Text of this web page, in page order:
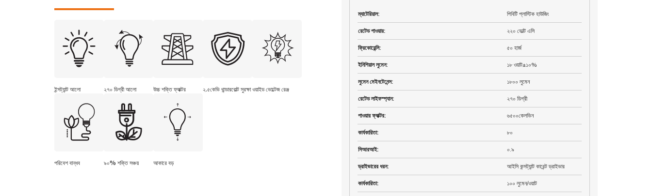
ইন্সট্যান্ট আলো ২৭০ ডিগ্রী আলো উচ্চ শক্তি ফ্যাক্টর ২.৫কেভি থান্ডারবোল্ট সুরক্ষা ওয়াইড ভোল্টেজ রেঞ্জ
পরিবেশ বান্ধব ৯০% শক্তি সঞ্চয় আকারে বড়
ম্যাটেরিয়াল: পিবিটি প্লাস্টিক হাউজিং
রেটেড পাওয়ার: ২২০ ভোল্ট এসি
ফ্রিকোয়েন্সি: ৫০ হার্জ
ইনিশিয়াল লুমেন: ১৮ ওয়াট±১০%
লুমেন মেইনটেনেন্স: ১৮০০ লুমেন
রেটেড লাইফস্প্যান: ২৭০ ডিগ্রী
পাওয়ার ফ্যাক্টর: ৬৫০০কেলভিন
কার্যকারিতা: ৮০
সিআরআই: ০.৯
ড্রাইভারের ধরন: আইসি কন্সট্যান্ট কারেন্ট ড্রাইভার
কার্যকারিতা: ১০০ লুমেন/ওয়াট